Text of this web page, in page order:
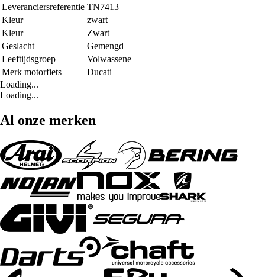
Leveranciersreferentie TN7413
Kleur
zwart
Kleur
Zwart
Geslacht
Gemengd
Leeftijdsgroep
Volwassene
Merk motorfiets
Ducati
Loading...
Loading...
Al onze merken